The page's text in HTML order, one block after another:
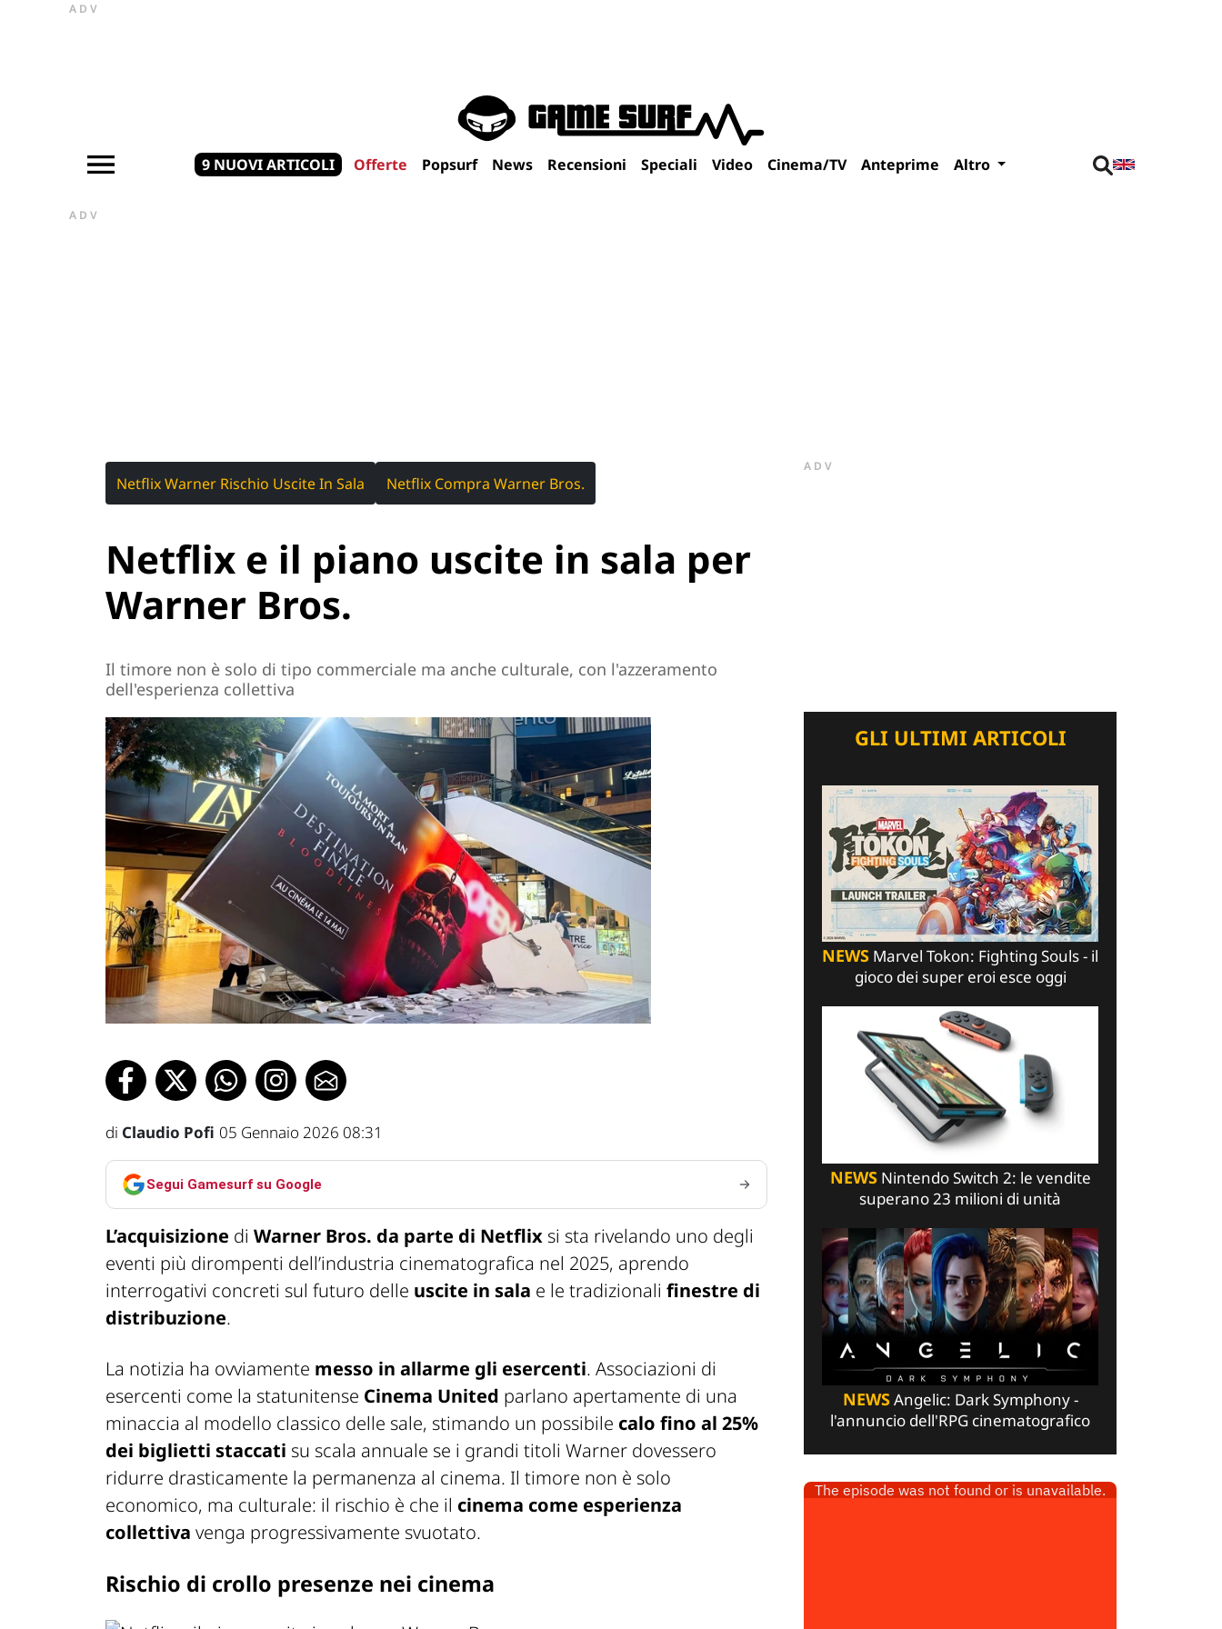
ADV
9 NUOVI ARTICOLI Offerte Popsurf News Recensioni Speciali Video Cinema/TV Anteprime Altro
ADV
Netflix Warner Rischio Uscite In Sala Netflix Compra Warner Bros.
Netflix e il piano uscite in sala per
Warner Bros.
Il timore non è solo di tipo commerciale ma anche culturale, con l'azzeramento
dell'esperienza collettiva
di Claudio Pofi 05 Gennaio 2026 08:31
Segui Gamesurf su Google
L’acquisizione di Warner Bros. da parte di Netflix si sta rivelando uno degli
eventi più dirompenti dell’industria cinematografica nel 2025, aprendo
interrogativi concreti sul futuro delle uscite in sala e le tradizionali finestre di
distribuzione.
La notizia ha ovviamente messo in allarme gli esercenti. Associazioni di
esercenti come la statunitense Cinema United parlano apertamente di una
minaccia al modello classico delle sale, stimando un possibile calo fino al 25%
dei biglietti staccati su scala annuale se i grandi titoli Warner dovessero
ridurre drasticamente la permanenza al cinema. Il timore non è solo
economico, ma culturale: il rischio è che il cinema come esperienza
collettiva venga progressivamente svuotato.
Rischio di crollo presenze nei cinema
ADV
GLI ULTIMI ARTICOLI
NEWS Marvel Tokon: Fighting Souls - il
gioco dei super eroi esce oggi
NEWSNintendo Switch 2: le vendite
superano 23 milioni di unità
NEWSAngelic: Dark Symphony -
l'annuncio dell'RPG cinematografico